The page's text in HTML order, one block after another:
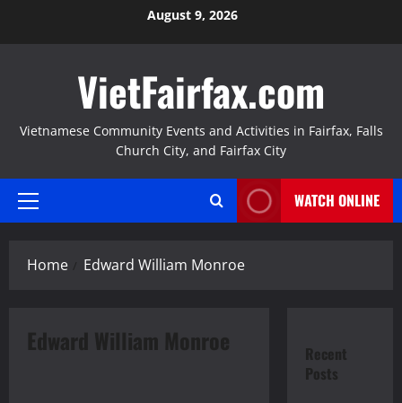
August 9, 2026
VietFairfax.com
Vietnamese Community Events and Activities in Fairfax, Falls
Church City, and Fairfax City
Primary
WATCH ONLINE
Home Edward William Monroe
Edward William Monroe
Press Releases
Recent
Posts